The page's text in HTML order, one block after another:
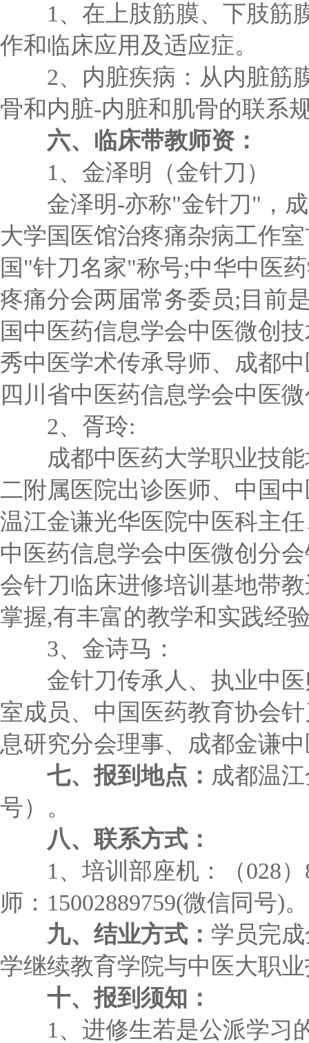
1、在上肢筋膜、下肢筋膜
作和临床应用及适应症。
2、内脏疾病：从内脏筋膜
骨和内脏-内脏和肌骨的联系
六、临床带教师资：
1、金泽明（金针刀）
金泽明-亦称"金针刀"，成
大学国医馆治疼痛杂病工作
国"针刀名家"称号;中华中医
疼痛分会两届常务委员;目前
国中医药信息学会中医微创
秀中医学术传承导师、成都
四川省中医药信息学会中医
2、胥玲:
成都中医药大学职业技能
二附属医院出诊医师、中国
温江金谦光华医院中医科主
中医药信息学会中医微创分
会针刀临床进修培训基地带
掌握,有丰富的教学和实践经
3、金诗马：
金针刀传承人、执业中医
室成员、中国医药教育协会
息研究分会理事、成都金谦
七、报到地点： 成都温
号）。
八、联系方式：
1、培训部座机：（028）
师：15002889759(微信同号)。
九、结业方式： 学员完
学继续教育学院与中医大职
十、报到须知：
1、进修生若是公派学习的